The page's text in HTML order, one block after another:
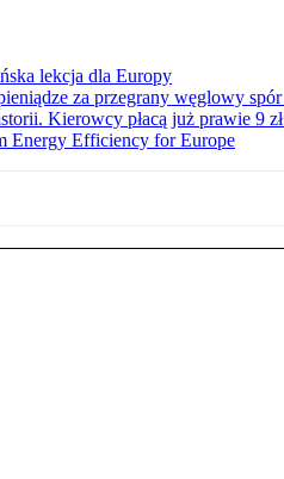
lekcja dla Europy
za przegrany węglowy
Kierowcy płacą już prawie 9
Energy Efficiency for Europe